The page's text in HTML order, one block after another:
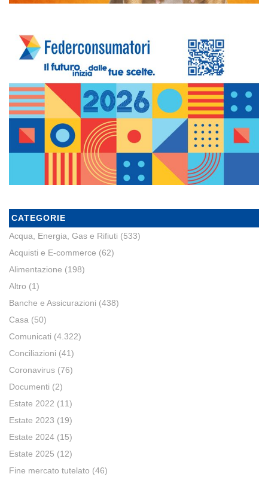
CATEGORIE
Acqua, Energia, Gas e Rifiuti (533)
Acquisti e E-commerce (62)
Alimentazione (198)
Altro (1)
Banche e Assicurazioni (438)
Casa (50)
Comunicati (4.322)
Conciliazioni (41)
Coronavirus (76)
Documenti (2)
Estate 2022 (11)
Estate 2023 (19)
Estate 2024 (15)
Estate 2025 (12)
Fine mercato tutelato (46)